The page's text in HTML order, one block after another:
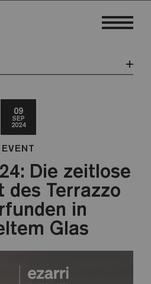
09
SEP
2024
EVENT
Die zeitlose
des Terrazzo
in
Glas